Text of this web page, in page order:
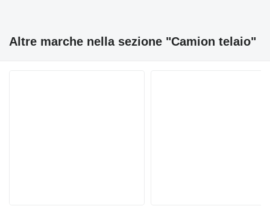
Altre marche nella sezione "Camion telaio"